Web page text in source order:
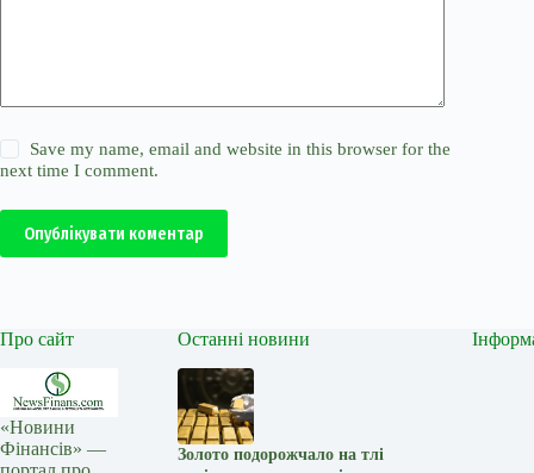
Save my name, email and website in this browser for the
next time I comment.
Опублікувати коментар
Про сайт
«Новини
Фінансів» —
Останні новини
Золото подорожчало на тлі